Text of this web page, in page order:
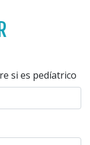
si es pedíatrico